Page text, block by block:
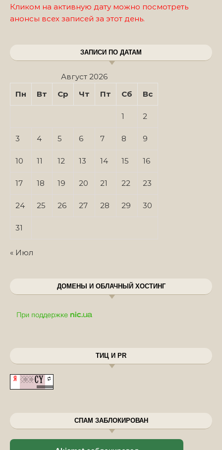
Кликом на активную дату можно посмотреть
анонсы всех записей за этот день.
ЗАПИСИ ПО ДАТАМ
Август 2026
Пн
Вт Ср Чт Пт Сб Вс
1 2
3 4 5 6 7 8 9
10 11 12 13 14 15 16
17 18 19 20 21 22 23
24 25 26 27 28 29 30
31
« Июл
ДОМЕНЫ И ОБЛАЧНЫЙ ХОСТИНГ
ТИЦ И PR
СПАМ ЗАБЛОКИРОВАН